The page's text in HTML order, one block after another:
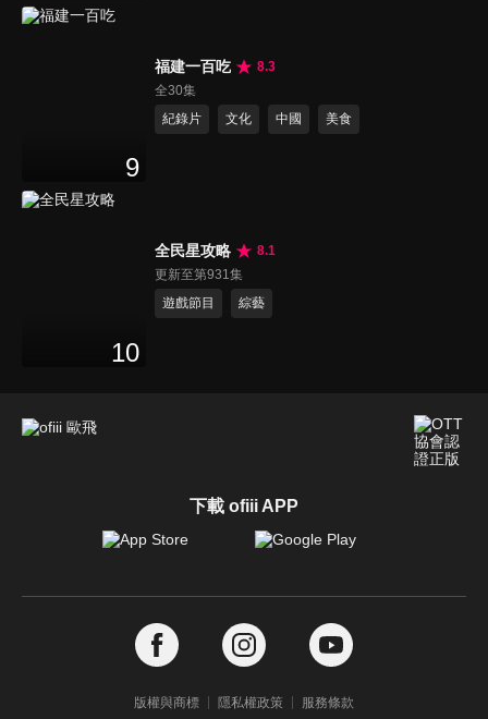
9
福建一百吃
8.3
全30集
紀錄片
文化 中國 美食
10
全民星攻略
8.1
更新至第931集
遊戲節目
綜藝
下載 ofiii APP
版權與商標 隱私權政策 服務條款